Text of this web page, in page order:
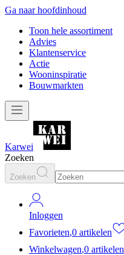
Ga naar hoofdinhoud
Toon hele assortiment
Advies
Klantenservice
Actie
Wooninspiratie
Bouwmarkten
Karwei
Zoeken
Zoeken
Inloggen
Favorieten,0 artikelen
Winkelwagen,0 artikelen